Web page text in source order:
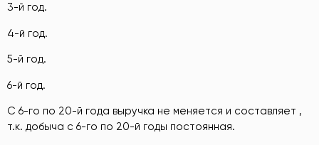
3-й год.
4-й год.
5-й год.
6-й год.
С 6-го по 20-й года выручка не меняется и составляет ,
т.к. добыча с 6-го по 20-й годы постоянная.